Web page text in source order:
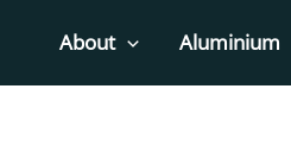
About Aluminium